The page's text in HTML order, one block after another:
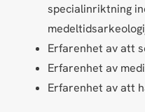
specialinriktning
Erfarenhet av att
Erfarenhet av
Erfarenhet av att